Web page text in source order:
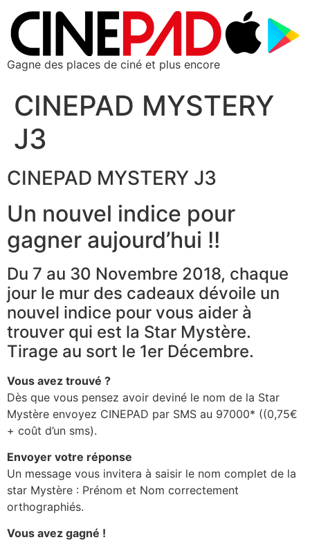
Gagne des places de ciné et plus encore
CINEPAD MYSTERY
J3
CINEPAD MYSTERY J3
Un nouvel indice pour
gagner aujourd’hui !!
Du 7 au 30 Novembre 2018, chaque
jour le mur des cadeaux dévoile un
nouvel indice pour vous aider à
trouver qui est la Star Mystère.
Tirage au sort le 1er Décembre.
Vous avez trouvé ?
Dès que vous pensez avoir deviné le nom de la Star
Mystère envoyez CINEPAD par SMS au 97000* ((0,75€
+ coût d’un sms).
Envoyer votre réponse
Un message vous invitera à saisir le nom complet de la
star Mystère : Prénom et Nom correctement
orthographiés.
Vous avez gagné !